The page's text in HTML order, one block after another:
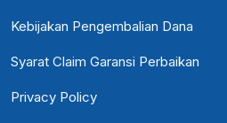
Kebijakan Pengembalian Dana
Syarat Claim Garansi Perbaikan
Privacy Policy